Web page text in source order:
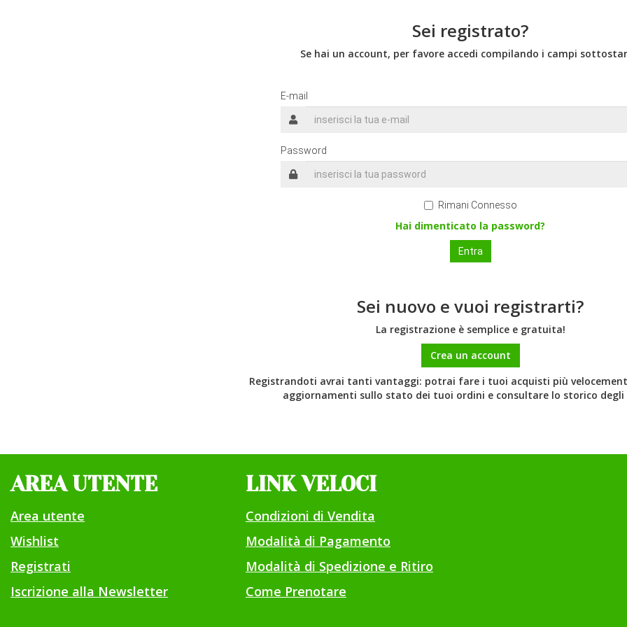
Sei registrato?
Se hai un account, per favore accedi compilando i campi
E-mail
Password
Rimani Connesso
Hai dimenticato la password?
Sei nuovo e vuoi registrarti?
La registrazione è semplice e gratuita!
Crea un account
Registrandoti avrai tanti vantaggi: potrai fare i tuoi acquisti più
aggiornamenti sullo stato dei tuoi ordini e consultare lo storico degli
AREA UTENTE
Area utente
Wishlist
Registrati
Iscrizione alla Newsletter
LINK VELOCI
Condizioni di Vendita
Modalità di Pagamento
Modalità di Spedizione e Ritiro
Come Prenotare